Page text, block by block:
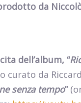
da
dell’album, “
curato da
senza tempo”